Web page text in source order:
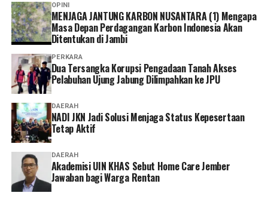
OPINI
MENJAGA JANTUNG KARBON NUSANTARA (1) Mengapa
Masa Depan Perdagangan Karbon Indonesia Akan
Ditentukan di Jambi
PERKARA
Dua Tersangka Korupsi Pengadaan Tanah Akses
Pelabuhan Ujung Jabung Dilimpahkan ke JPU
DAERAH
NADI JKN Jadi Solusi Menjaga Status Kepesertaan
Tetap Aktif
DAERAH
Akademisi UIN KHAS Sebut Home Care Jember
Jawaban bagi Warga Rentan